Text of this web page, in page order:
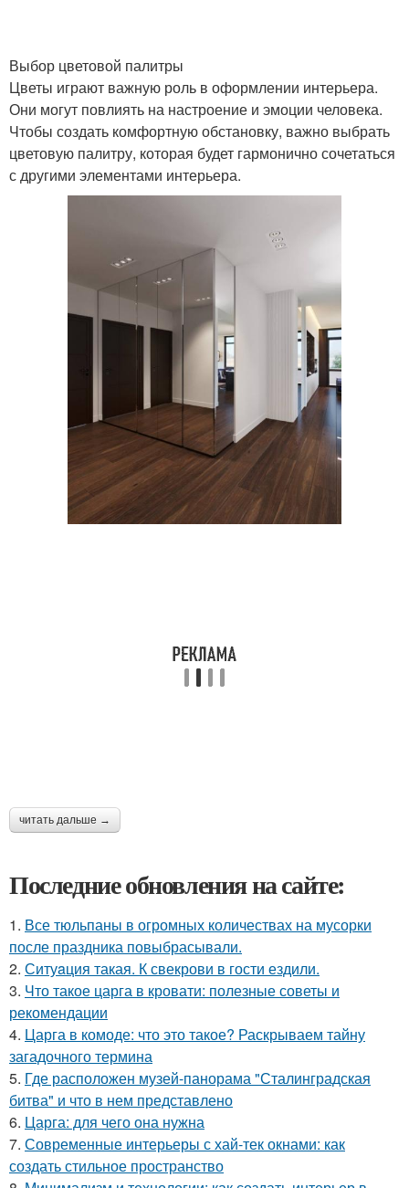
Выбор цветовой палитры
Цветы играют важную роль в оформлении интерьера.
Они могут повлиять на настроение и эмоции человека.
Чтобы создать комфортную обстановку, важно выбрать
цветовую палитру, которая будет гармонично сочетаться
с другими элементами интерьера.
читать дальше →
Последние обновления на сайте:
1. Все тюльпаны в огромных количествах на мусорки
после праздника повыбрасывали.
2. Ситуaция такая. К свекрови в гости ездили.
3. Что такое царга в кровати: полезные советы и
рекомендации
4. Царга в комоде: что это такое? Раскрываем тайну
загадочного термина
5. Где расположен музей-панорама "Сталинградская
битва" и что в нем представлено
6. Царга: для чего она нужна
7. Современные интерьеры с хай-тек окнами: как
создать стильное пространство